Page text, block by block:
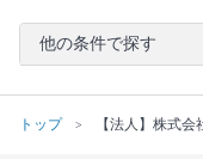
他の条件で探す
トップ 【法人】株式